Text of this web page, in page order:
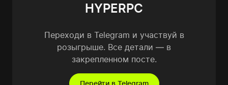
HYPERPC
Переходи в Telegram и участвуй в
розыгрыше. Все детали — в
закрепленном посте.
Перейти в Telegram